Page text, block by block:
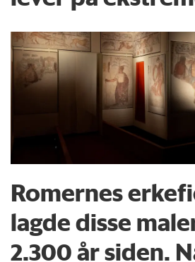
Romernes
lagde disse
2.300 år siden.